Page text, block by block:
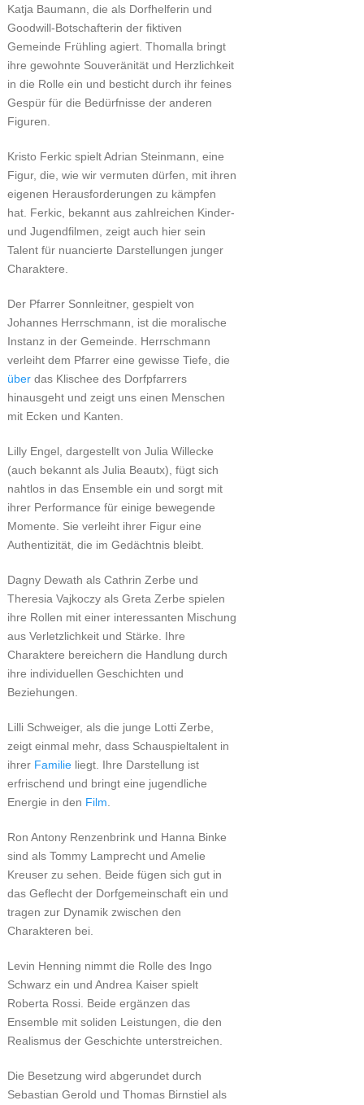
Katja Baumann, die als Dorfhelferin und
Goodwill-Botschafterin der fiktiven
Gemeinde Frühling agiert. Thomalla bringt
ihre gewohnte Souveränität und Herzlichkeit
in die Rolle ein und besticht durch ihr feines
Gespür für die Bedürfnisse der anderen
Figuren.
Kristo Ferkic spielt Adrian Steinmann, eine
Figur, die, wie wir vermuten dürfen, mit ihren
eigenen Herausforderungen zu kämpfen
hat. Ferkic, bekannt aus zahlreichen Kinder-
und Jugendfilmen, zeigt auch hier sein
Talent für nuancierte Darstellungen junger
Charaktere.
Der Pfarrer Sonnleitner, gespielt von
Johannes Herrschmann, ist die moralische
Instanz in der Gemeinde. Herrschmann
verleiht dem Pfarrer eine gewisse Tiefe, die
überdas Klischee des Dorfpfarrers
hinausgeht und zeigt uns einen Menschen
mit Ecken und Kanten.
Lilly Engel, dargestellt von Julia Willecke
(auch bekannt als Julia Beautx), fügt sich
nahtlos in das Ensemble ein und sorgt mit
ihrer Performance für einige bewegende
Momente. Sie verleiht ihrer Figur eine
Authentizität, die im Gedächtnis bleibt.
Dagny Dewath als Cathrin Zerbe und
Theresia Vajkoczy als Greta Zerbe spielen
ihre Rollen mit einer interessanten Mischung
aus Verletzlichkeit und Stärke. Ihre
Charaktere bereichern die Handlung durch
ihre individuellen Geschichten und
Beziehungen.
Lilli Schweiger, als die junge Lotti Zerbe,
zeigt einmal mehr, dass Schauspieltalent in
ihrer Familieliegt. Ihre Darstellung ist
erfrischend und bringt eine jugendliche
Energie in den Film.
Ron Antony Renzenbrink und Hanna Binke
sind als Tommy Lamprecht und Amelie
Kreuser zu sehen. Beide fügen sich gut in
das Geflecht der Dorfgemeinschaft ein und
tragen zur Dynamik zwischen den
Charakteren bei.
Levin Henning nimmt die Rolle des Ingo
Schwarz ein und Andrea Kaiser spielt
Roberta Rossi. Beide ergänzen das
Ensemble mit soliden Leistungen, die den
Realismus der Geschichte unterstreichen.
Die Besetzung wird abgerundet durch
Sebastian Gerold und Thomas Birnstiel als